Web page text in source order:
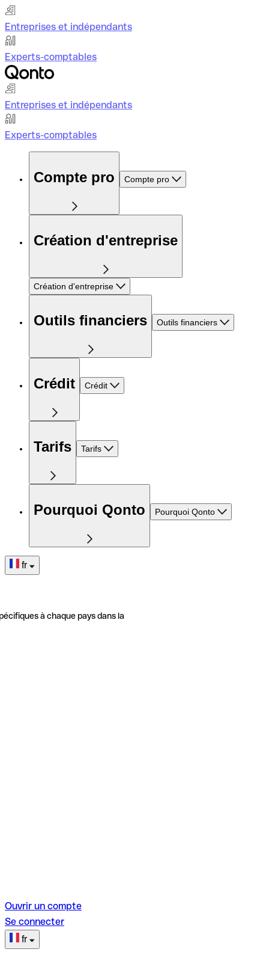
Entreprises et indépendants
Experts-comptables
Entreprises et indépendants
Experts-comptables
Compte pro Compte pro
Création d'entreprise
Création d'entreprise
Outils financiers Outils financiers
Crédit Crédit
Tarifs Tarifs
Pourquoi Qonto Pourquoi Qonto
fr
à chaque pays dans la
Ouvrir un compte
Se connecter
fr